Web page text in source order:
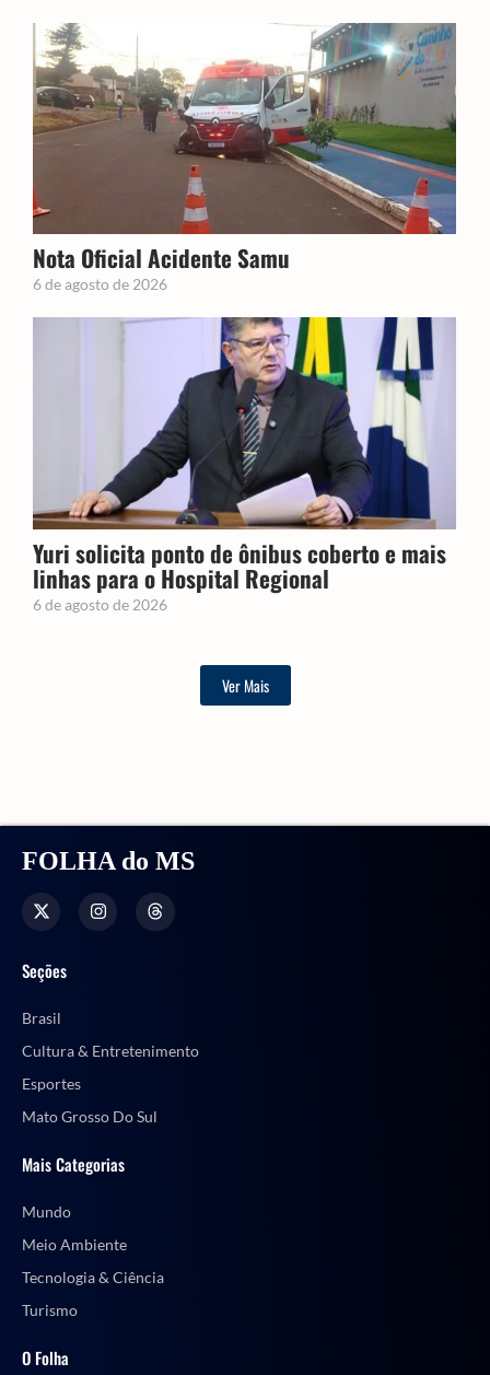
Nota Oficial Acidente Samu
6 de agosto de 2026
Yuri solicita ponto de ônibus coberto e mais
linhas para o Hospital Regional
6 de agosto de 2026
Ver Mais
FOLHA do MS
Seções
Brasil
Cultura & Entretenimento
Esportes
Mato Grosso Do Sul
Mais Categorias
Mundo
Meio Ambiente
Tecnologia & Ciência
Turismo
O Folha